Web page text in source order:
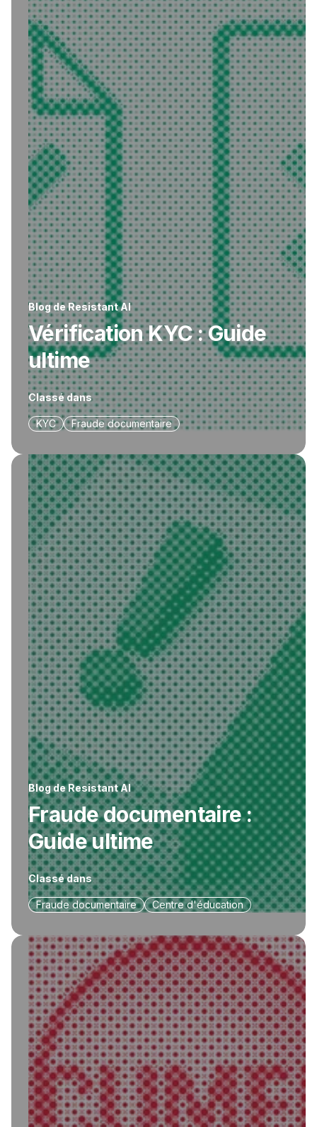
Blog de Resistant AI
Vérification KYC : Guide
ultime
Classé dans
KYC Fraude documentaire
Blog de Resistant AI
Fraude documentaire :
Guide ultime
Classé dans
Fraude documentaire Centre d'éducation